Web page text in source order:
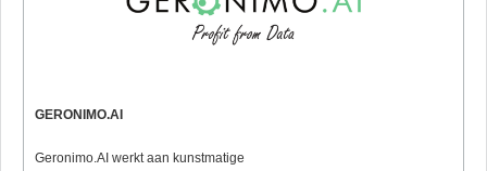
GERONIMO.AI
Geronimo.AI werkt aan kunstmatige